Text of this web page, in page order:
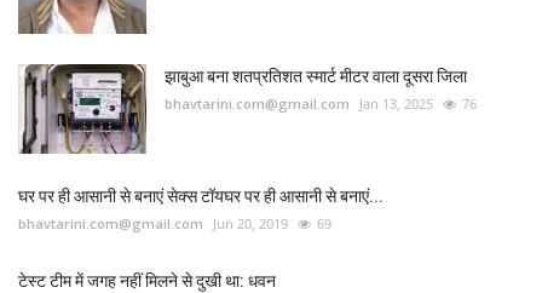
झाबुआ बना शतप्रतिशत स्मार्ट मीटर वाला दूसरा जिला
bhavtarini.com@gmail.com Jan 13, 2025 76
घर पर ही आसानी से बनाएं सेक्स टॉयघर पर ही आसानी से बनाएं...
bhavtarini.com@gmail.com Jun 20, 2019 69
टेस्ट टीम में जगह नहीं मिलने से दुखी था: धवन